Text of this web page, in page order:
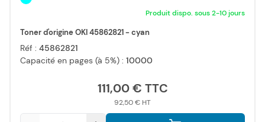
Produit dispo. sous 2-10 jours
Toner d'origine OKI 45862821 - cyan
Réf : 45862821
Capacité en pages (à 5%) : 10000
111,00 €
92,50 €